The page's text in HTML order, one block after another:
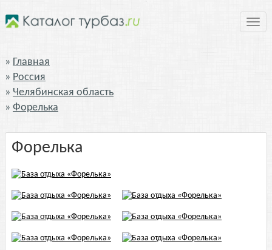
Главная
Россия
Челябинская область
Форелька
Форелька